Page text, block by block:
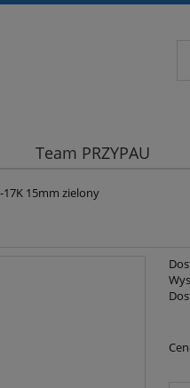
Team PRZYPAU
17K 15mm zielony
płatności